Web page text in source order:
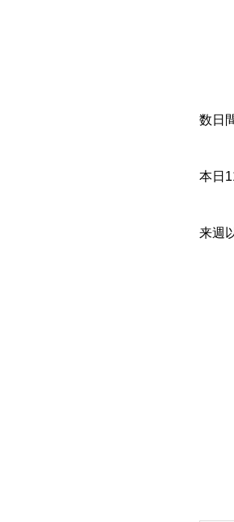
数日
本日
来週